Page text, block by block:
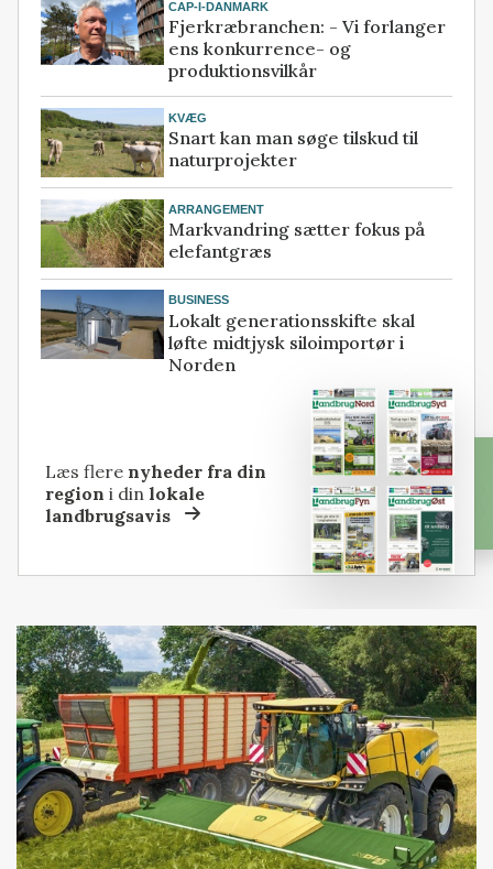
CAP-I-DANMARK
Fjerkræbranchen: - Vi forlanger
ens konkurrence- og
produktionsvilkår
KVÆG
Snart kan man søge tilskud til
naturprojekter
ARRANGEMENT
Markvandring sætter fokus på
elefantgræs
BUSINESS
Lokalt generationsskifte skal
løfte midtjysk siloimportør i
Norden
Læs flere nyheder fra din
region i dinlokale
landbrugsavis